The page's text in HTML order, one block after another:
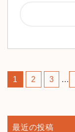
1 2 3 ...
最近の投稿